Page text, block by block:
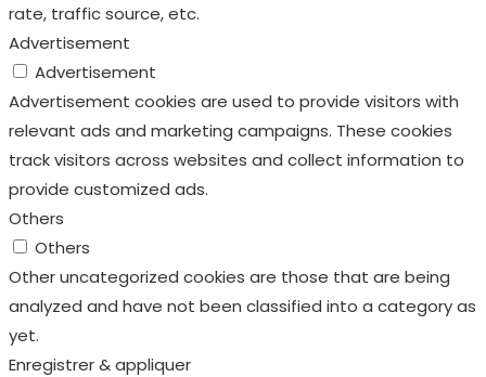
rate, traffic source, etc.
Advertisement
Advertisement
Advertisement cookies are used to provide visitors with
relevant ads and marketing campaigns. These cookies
track visitors across websites and collect information to
provide customized ads.
Others
Others
Other uncategorized cookies are those that are being
analyzed and have not been classified into a category as
yet.
Enregistrer & appliquer